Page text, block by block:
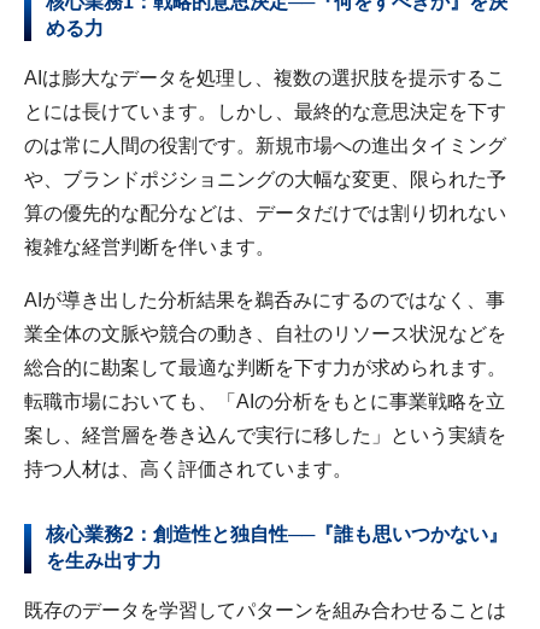
める力
AIは膨大なデータを処理し、複数の選択肢を提示するこ
とには長けています。しかし、最終的な意思決定を下す
のは常に人間の役割です。新規市場への進出タイミング
や、ブランドポジショニングの大幅な変更、限られた予
算の優先的な配分などは、データだけでは割り切れない
複雑な経営判断を伴います。
AIが導き出した分析結果を鵜呑みにするのではなく、事
業全体の文脈や競合の動き、自社のリソース状況などを
総合的に勘案して最適な判断を下す力が求められます。
転職市場においても、「AIの分析をもとに事業戦略を立
案し、経営層を巻き込んで実行に移した」という実績を
持つ人材は、高く評価されています。
核心業務2：創造性と独自性──『誰も思いつかない』
を生み出す力
既存のデータを学習してパターンを組み合わせることは